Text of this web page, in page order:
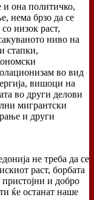
и она политичко,
нема брзо да се
низок раст,
ниво на
стапки,
во вид
вишоци на
во други делови
мигрантски
и други
не треба да се
раст, борбата
и добро
ќе останат наше